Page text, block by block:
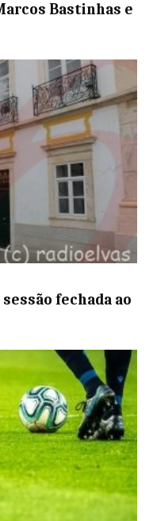
Bastinhas e
fechada ao